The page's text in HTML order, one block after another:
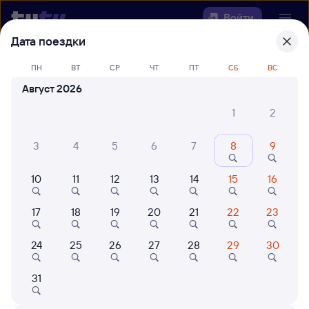
Войти
Выберите день, чтобы найтиж/д
билеты Ревда — Пильна
Куда
Когда
Кто едет
Найти поезда
Дата поездки
ПН ВТ СР ЧТ ПТ СБ ВС
Август 2026
1
2
3 4 5 6 7 8 9
10 11 12 13 14 15 16
17 18 19 20 21 22 23
24 25 26 27 28 29 30
31